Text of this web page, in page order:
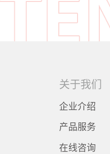
关于我们
企业介绍
产品服务
在线咨询